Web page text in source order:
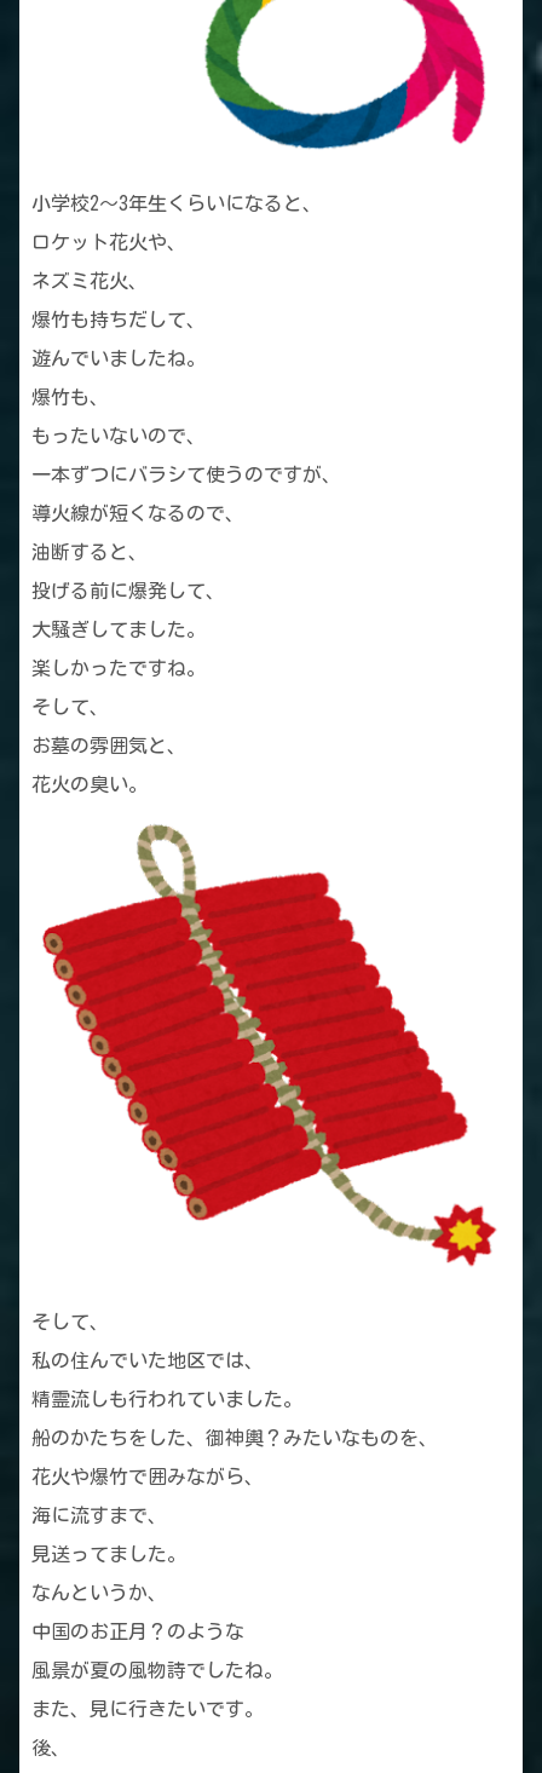
小学校2～3年生くらいになると、
ロケット花火や、
ネズミ花火、
爆竹も持ちだして、
遊んでいましたね。
爆竹も、
もったいないので、
一本ずつにバラシて使うのですが、
導火線が短くなるので、
油断すると、
投げる前に爆発して、
大騒ぎしてました。
楽しかったですね。
そして、
お墓の雰囲気と、
花火の臭い。
そして、
私の住んでいた地区では、
精霊流しも行われていました。
船のかたちをした、御神輿？みたいなものを、
花火や爆竹で囲みながら、
海に流すまで、
見送ってました。
なんというか、
中国のお正月？のような
風景が夏の風物詩でしたね。
また、見に行きたいです。
後、